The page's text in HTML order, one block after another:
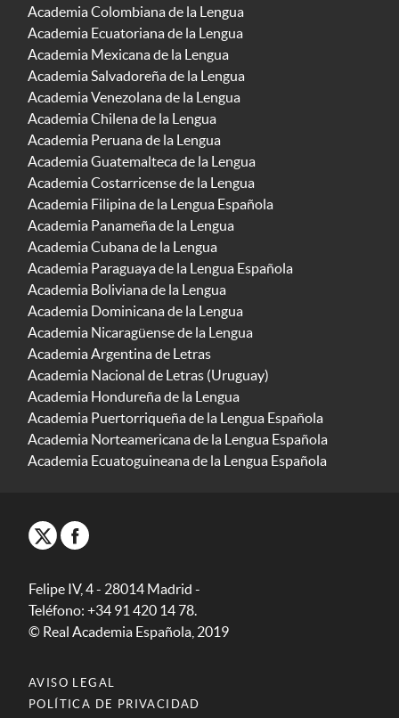
Academia Colombiana de la Lengua
Academia Ecuatoriana de la Lengua
Academia Mexicana de la Lengua
Academia Salvadoreña de la Lengua
Academia Venezolana de la Lengua
Academia Chilena de la Lengua
Academia Peruana de la Lengua
Academia Guatemalteca de la Lengua
Academia Costarricense de la Lengua
Academia Filipina de la Lengua Española
Academia Panameña de la Lengua
Academia Cubana de la Lengua
Academia Paraguaya de la Lengua Española
Academia Boliviana de la Lengua
Academia Dominicana de la Lengua
Academia Nicaragüense de la Lengua
Academia Argentina de Letras
Academia Nacional de Letras (Uruguay)
Academia Hondureña de la Lengua
Academia Puertorriqueña de la Lengua Española
Academia Norteamericana de la Lengua Española
Academia Ecuatoguineana de la Lengua Española
Felipe IV, 4 - 28014 Madrid -
Teléfono: +34 91 420 14 78.
© Real Academia Española, 2019
AVISO LEGAL
POLÍTICA DE PRIVACIDAD